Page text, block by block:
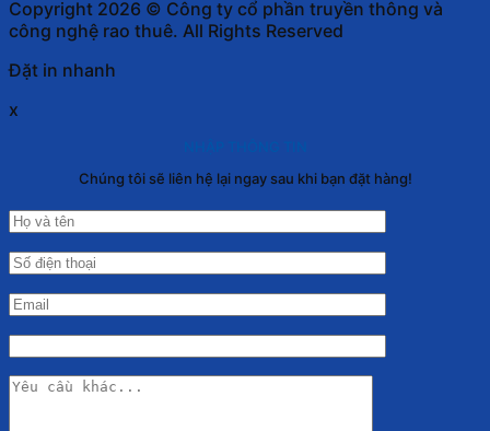
Copyright 2026 © Công ty cổ phần truyền thông và
công nghệ rao thuê. All Rights Reserved
Đặt in nhanh
x
Chúng tôi sẽ liên hệ lại ngay sau khi bạn đặt hàng!